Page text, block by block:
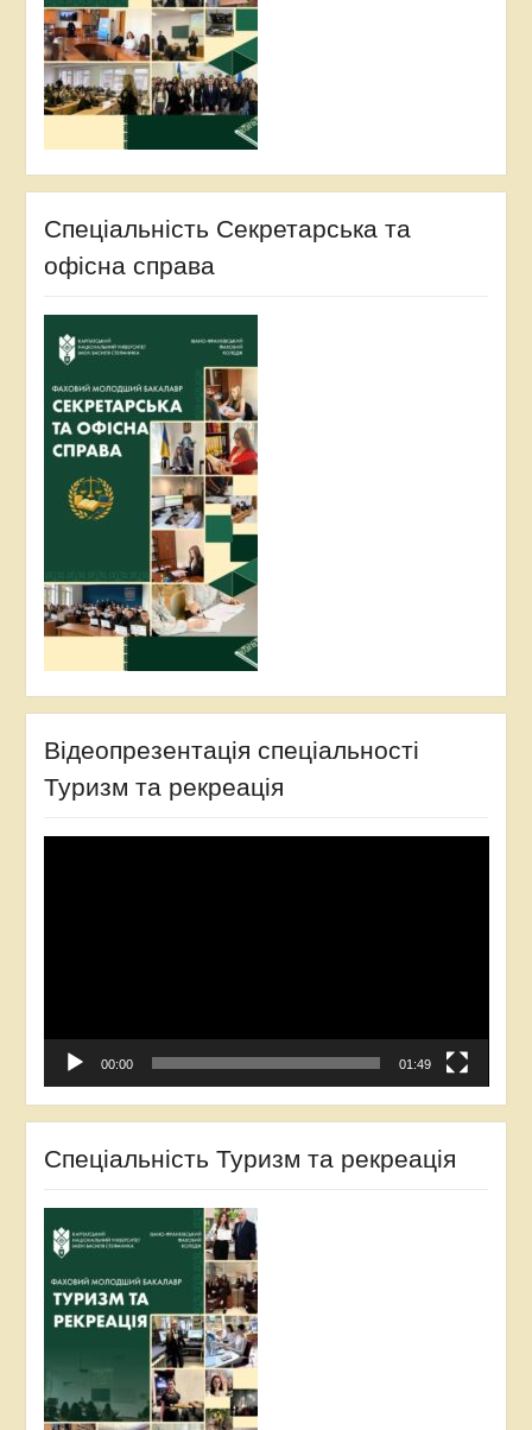
Спеціальність Секретарська та
офісна справа
Відеопрезентація спеціальності
Туризм та рекреація
00:00 01:49
Спеціальність Туризм та рекреація